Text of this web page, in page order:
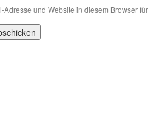
Adresse und Website in diesem Browser